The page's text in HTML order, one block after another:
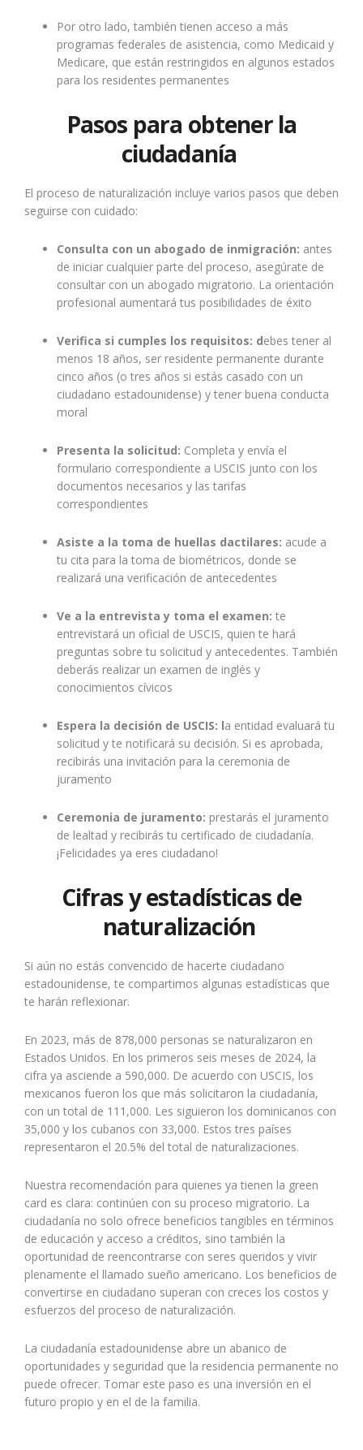
Por otro lado, también tienen acceso a más
programas federales de asistencia, como Medicaid y
Medicare, que están restringidos en algunos estados
para los residentes permanentes
Pasos para obtener la
ciudadanía
El proceso de naturalización incluye varios pasos que deben
seguirse con cuidado:
Consulta con un abogado de inmigración: antes
de iniciar cualquier parte del proceso, asegúrate de
consultar con un abogado migratorio. La orientación
profesional aumentará tus posibilidades de éxito
Verifica si cumples los requisitos: debes tener al
menos 18 años, ser residente permanente durante
cinco años (o tres años si estás casado con un
ciudadano estadounidense) y tener buena conducta
moral
Presenta la solicitud: Completa y envía el
formulario correspondiente a USCIS junto con los
documentos necesarios y las tarifas
correspondientes
Asiste a la toma de huellas dactilares: acude a
tu cita para la toma de biométricos, donde se
realizará una verificación de antecedentes
Ve a la entrevista y toma el examen: te
entrevistará un oficial de USCIS, quien te hará
preguntas sobre tu solicitud y antecedentes. También
deberás realizar un examen de inglés y
conocimientos cívicos
Espera la decisión de USCIS: la entidad evaluará tu
solicitud y te notificará su decisión. Si es aprobada,
recibirás una invitación para la ceremonia de
juramento
Ceremonia de juramento: prestarás el juramento
de lealtad y recibirás tu certificado de ciudadanía.
¡Felicidades ya eres ciudadano!
Cifras y estadísticas de
naturalización
Si aún no estás convencido de hacerte ciudadano
estadounidense, te compartimos algunas estadísticas que
te harán reflexionar.
En 2023, más de 878,000 personas se naturalizaron en
Estados Unidos. En los primeros seis meses de 2024, la
cifra ya asciende a 590,000. De acuerdo con USCIS, los
mexicanos fueron los que más solicitaron la ciudadanía,
con un total de 111,000. Les siguieron los dominicanos con
35,000 y los cubanos con 33,000. Estos tres países
representaron el 20.5% del total de naturalizaciones.
Nuestra recomendación para quienes ya tienen la green
card es clara: continúen con su proceso migratorio. La
ciudadanía no solo ofrece beneficios tangibles en términos
de educación y acceso a créditos, sino también la
oportunidad de reencontrarse con seres queridos y vivir
plenamente el llamado sueño americano. Los beneficios de
convertirse en ciudadano superan con creces los costos y
esfuerzos del proceso de naturalización.
La ciudadanía estadounidense abre un abanico de
oportunidades y seguridad que la residencia permanente no
puede ofrecer. Tomar este paso es una inversión en el
futuro propio y en el de la familia.